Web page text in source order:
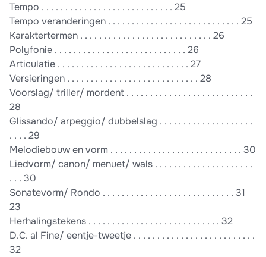
Tempo . . . . . . . . . . . . . . . . . . . . . . . . . . . . 25
Tempo veranderingen . . . . . . . . . . . . . . . . . . . . . . . . . . . . 25
Karaktertermen . . . . . . . . . . . . . . . . . . . . . . . . . . . . 26
Polyfonie . . . . . . . . . . . . . . . . . . . . . . . . . . . . 26
Articulatie . . . . . . . . . . . . . . . . . . . . . . . . . . . . 27
Versieringen . . . . . . . . . . . . . . . . . . . . . . . . . . . . 28
Voorslag/ triller/ mordent . . . . . . . . . . . . . . . . . . . . . . . . . . .
28
Glissando/ arpeggio/ dubbelslag . . . . . . . . . . . . . . . . . . . .
. . . . 29
Melodiebouw en vorm . . . . . . . . . . . . . . . . . . . . . . . . . . . . 30
Liedvorm/ canon/ menuet/ wals . . . . . . . . . . . . . . . . . . . . .
. . . 30
Sonatevorm/ Rondo . . . . . . . . . . . . . . . . . . . . . . . . . . . . 31
23
Herhalingstekens . . . . . . . . . . . . . . . . . . . . . . . . . . . . 32
D.C. al Fine/ eentje-tweetje . . . . . . . . . . . . . . . . . . . . . . . . . .
32